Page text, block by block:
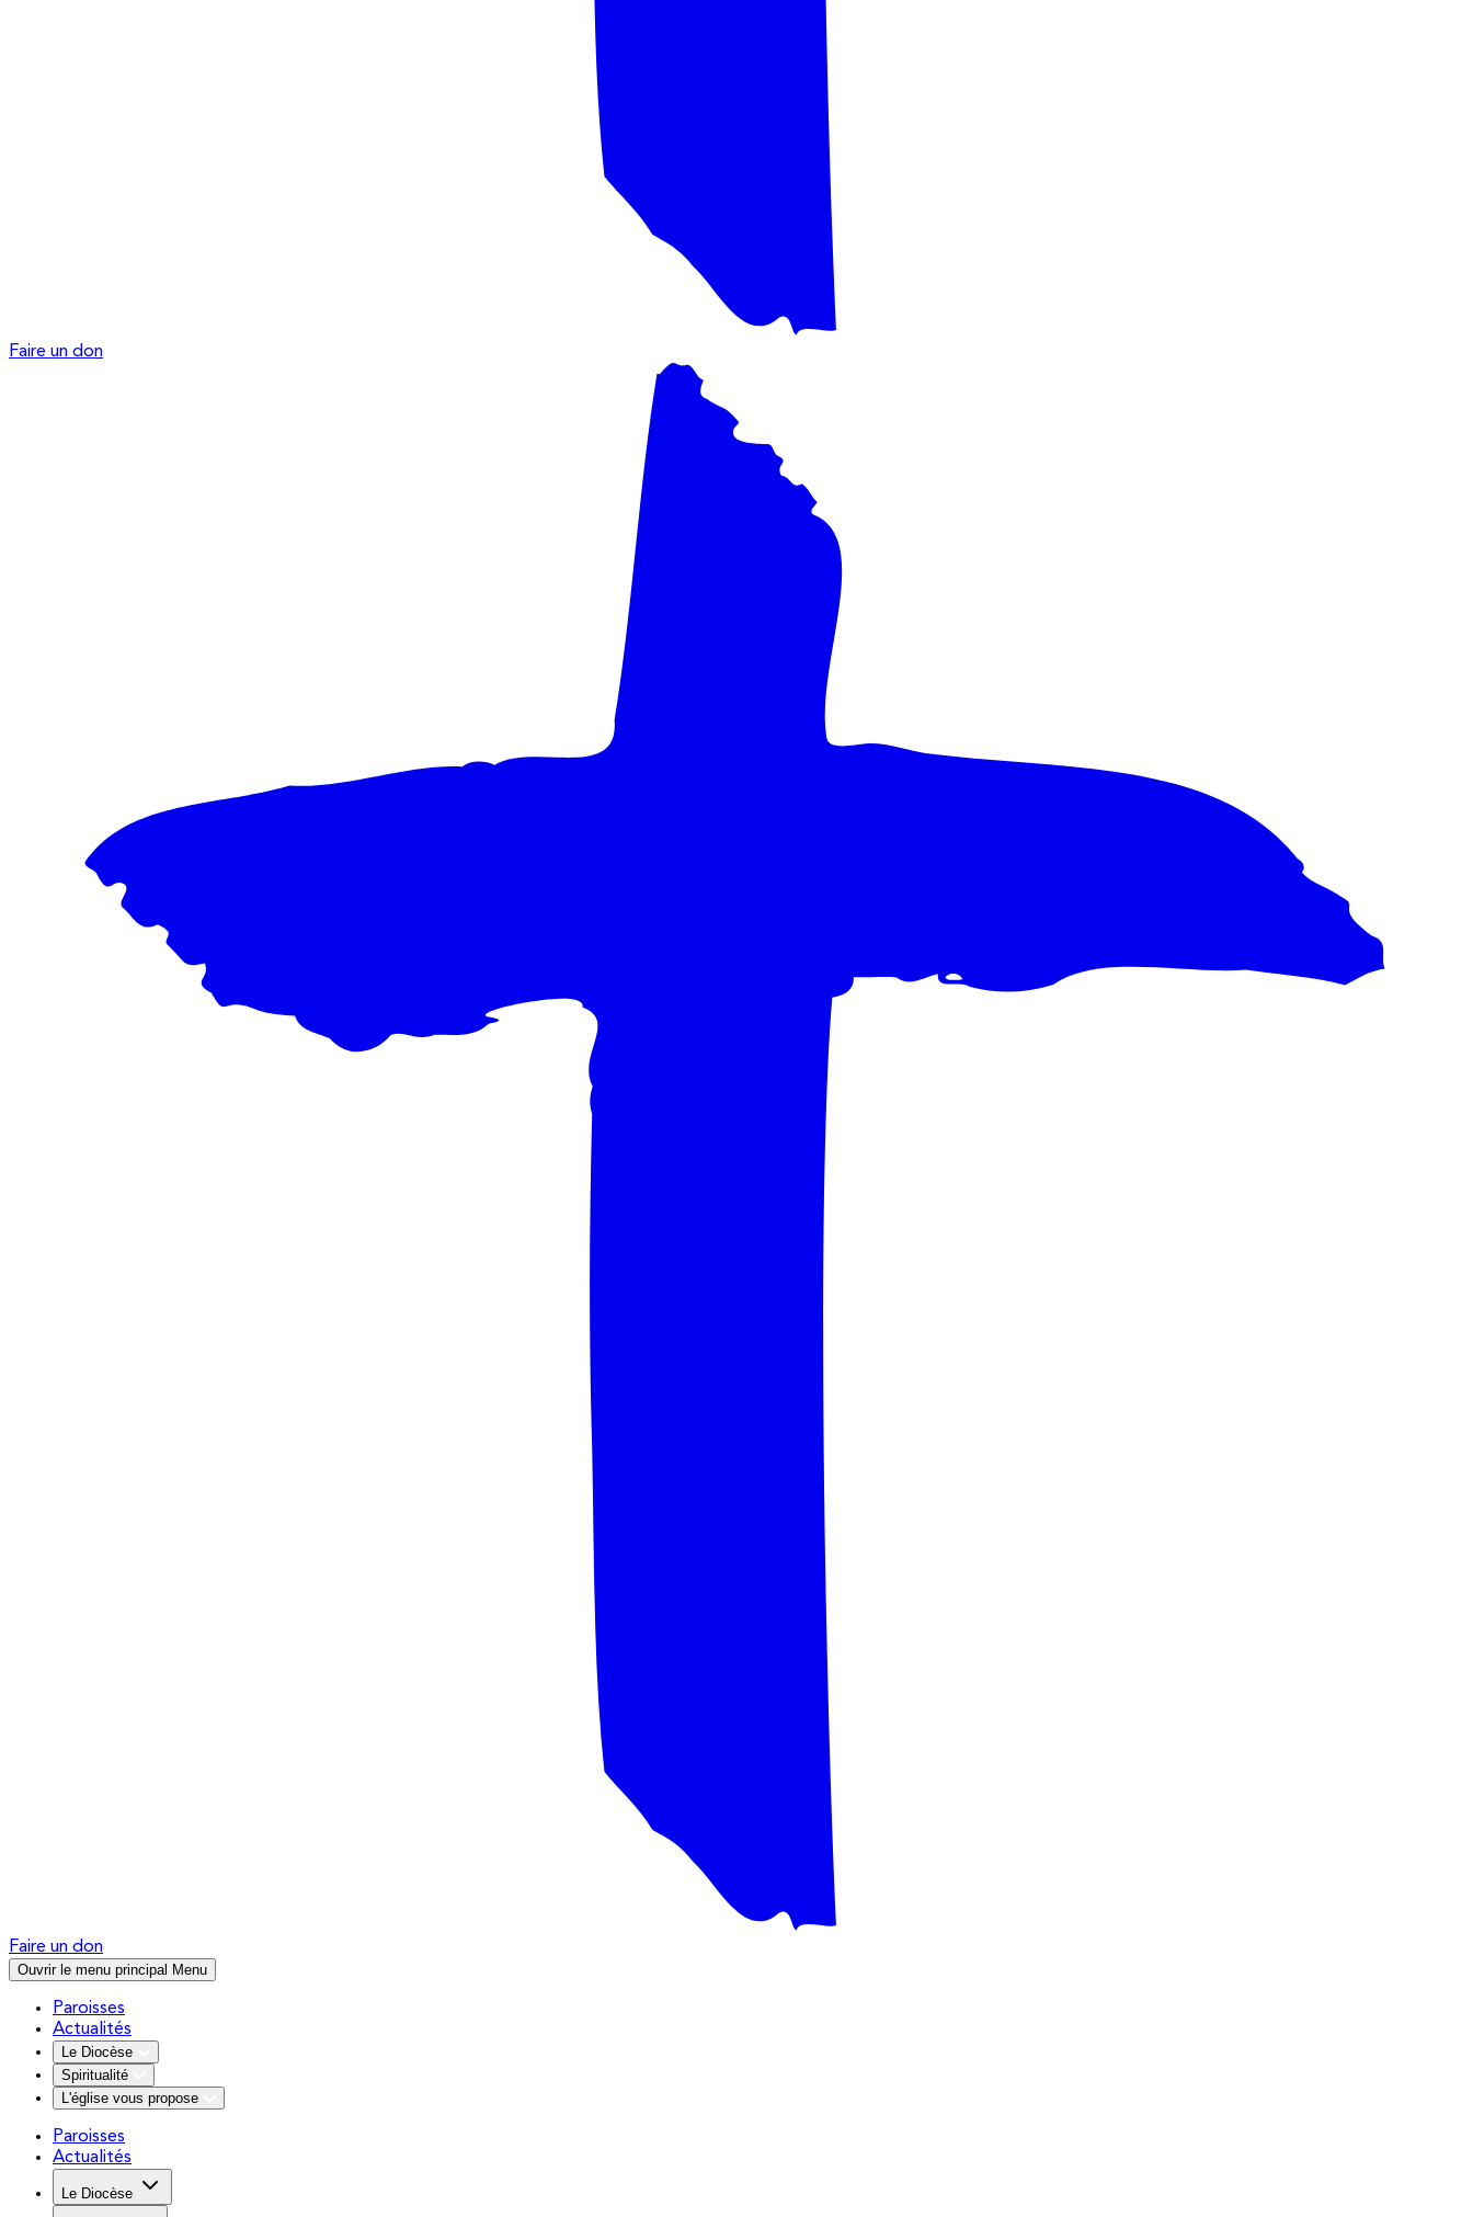
Faire un don
Faire un don
Ouvrir le menu principal Menu
Paroisses
Actualités
Le Diocèse
Spiritualité
L'église vous propose
Paroisses
Actualités
Le Diocèse